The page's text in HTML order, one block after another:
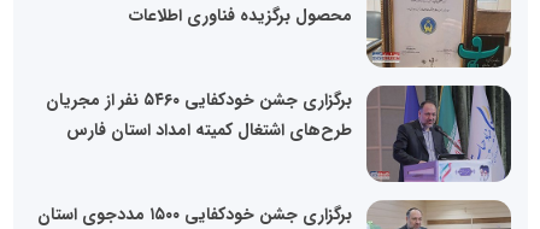
محصول برگزیده فناوری اطلاعات
برگزاری جشن خودکفایی ۵۴۶۰ نفر از مجریان
طرح‌های اشتغال کمیته امداد استان فارس
برگزاری جشن خودکفایی ۱۵۰۰ مددجوی استان